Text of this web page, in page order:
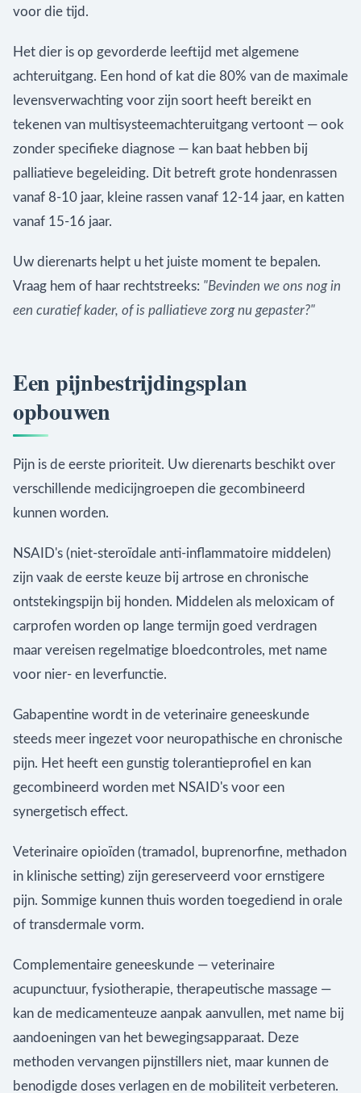
voor die tijd.
Het dier is op gevorderde leeftijd met algemene
achteruitgang. Een hond of kat die 80% van de maximale
levensverwachting voor zijn soort heeft bereikt en
tekenen van multisysteemachteruitgang vertoont — ook
zonder specifieke diagnose — kan baat hebben bij
palliatieve begeleiding. Dit betreft grote hondenrassen
vanaf 8-10 jaar, kleine rassen vanaf 12-14 jaar, en katten
vanaf 15-16 jaar.
Uw dierenarts helpt u het juiste moment te bepalen.
Vraag hem of haar rechtstreeks: "Bevinden we ons nog in
een curatief kader, of is palliatieve zorg nu gepaster?"
Een pijnbestrijdingsplan
opbouwen
Pijn is de eerste prioriteit. Uw dierenarts beschikt over
verschillende medicijngroepen die gecombineerd
kunnen worden.
NSAID's (niet-steroïdale anti-inflammatoire middelen)
zijn vaak de eerste keuze bij artrose en chronische
ontstekingspijn bij honden. Middelen als meloxicam of
carprofen worden op lange termijn goed verdragen
maar vereisen regelmatige bloedcontroles, met name
voor nier- en leverfunctie.
Gabapentine wordt in de veterinaire geneeskunde
steeds meer ingezet voor neuropathische en chronische
pijn. Het heeft een gunstig tolerantieprofiel en kan
gecombineerd worden met NSAID's voor een
synergetisch effect.
Veterinaire opioïden (tramadol, buprenorfine, methadon
in klinische setting) zijn gereserveerd voor ernstigere
pijn. Sommige kunnen thuis worden toegediend in orale
of transdermale vorm.
Complementaire geneeskunde — veterinaire
acupunctuur, fysiotherapie, therapeutische massage —
kan de medicamenteuze aanpak aanvullen, met name bij
aandoeningen van het bewegingsapparaat. Deze
methoden vervangen pijnstillers niet, maar kunnen de
benodigde doses verlagen en de mobiliteit verbeteren.